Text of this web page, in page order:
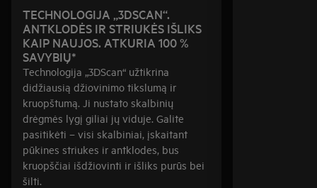
TECHNOLOGIJA „3DSCAN“.
ANTKLODĖS IR STRIUKĖS IŠLIKS
KAIP NAUJOS. ATKURIA 100 %
SAVYBIŲ*
Technologija „3DScan“ užtikrina
didžiausią džiovinimo tikslumą ir
kruopštumą. Ji nustato skalbinių
drėgmės lygį giliai jų viduje. Galite
pasitikėti – visi skalbiniai, įskaitant
pūkines striukes ir antklodes, bus
kruopščiai išdžiovinti ir išliks purūs bei
šilti.